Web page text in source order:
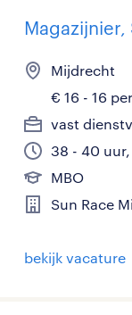
Mijdrecht
€ 16 - 16
vast
38 - 40
MBO
Sun Race
bekijk vacature